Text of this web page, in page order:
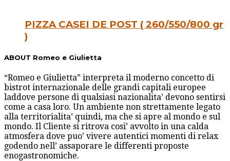
PIZZA CASEI DE POST ( 260/550/800 gr
)
ABOUT Romeo e Giulietta
“Romeo e Giulietta” interpreta il moderno concetto di
bistrot internazionale delle grandi capitali europee
laddove persone di qualsiasi nazionalita’ devono sentirsi
come a casa loro. Un ambiente non strettamente legato
alla territorialita’ quindi, ma che si apre al mondo e sul
mondo. Il Cliente si ritrova cosi’ avvolto in una calda
atmosfera dove puo’ vivere autentici momenti di relax
godendo nell’ assaporare le differenti proposte
enogastronomiche.